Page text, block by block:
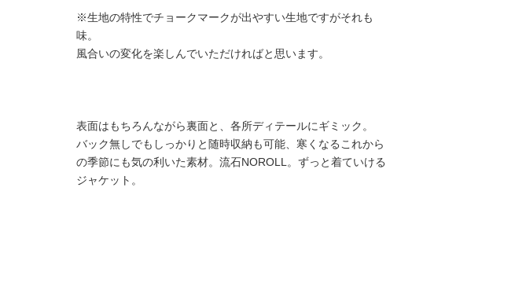
※生地の特性でチョークマークが出やすい生地ですがそれも
味。
風合いの変化を楽しんでいただければと思います。
表面はもちろんながら裏面と、各所ディテールにギミック。
バック無しでもしっかりと随時収納も可能、寒くなるこれから
の季節にも気の利いた素材。流石NOROLL。ずっと着ていける
ジャケット。